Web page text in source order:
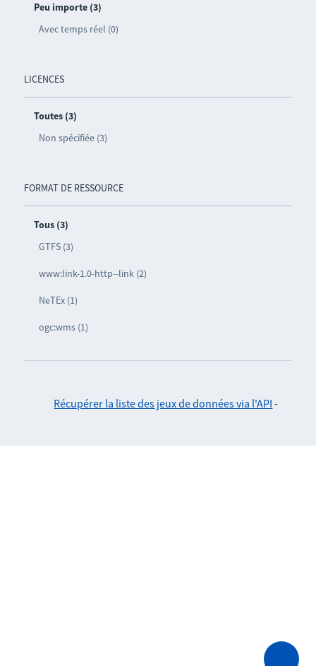
Peu importe (3)
Avec temps réel (0)
LICENCES
Toutes (3)
Non spécifiée (3)
FORMAT DE RESSOURCE
Tous (3)
GTFS (3)
www:link-1.0-http--link (2)
NeTEx (1)
ogc:wms (1)
Récupérer la liste des jeux de données via l'API -